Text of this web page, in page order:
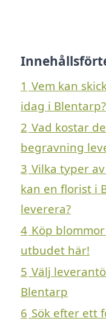
1 Vem kan
idag i Blentarp?
2 Vad kostar
begravning
3 Vilka typer
kan en florist i
leverera?
4 Köp
utbudet här!
5 Välj
Blentarp
6 Sök efter ett